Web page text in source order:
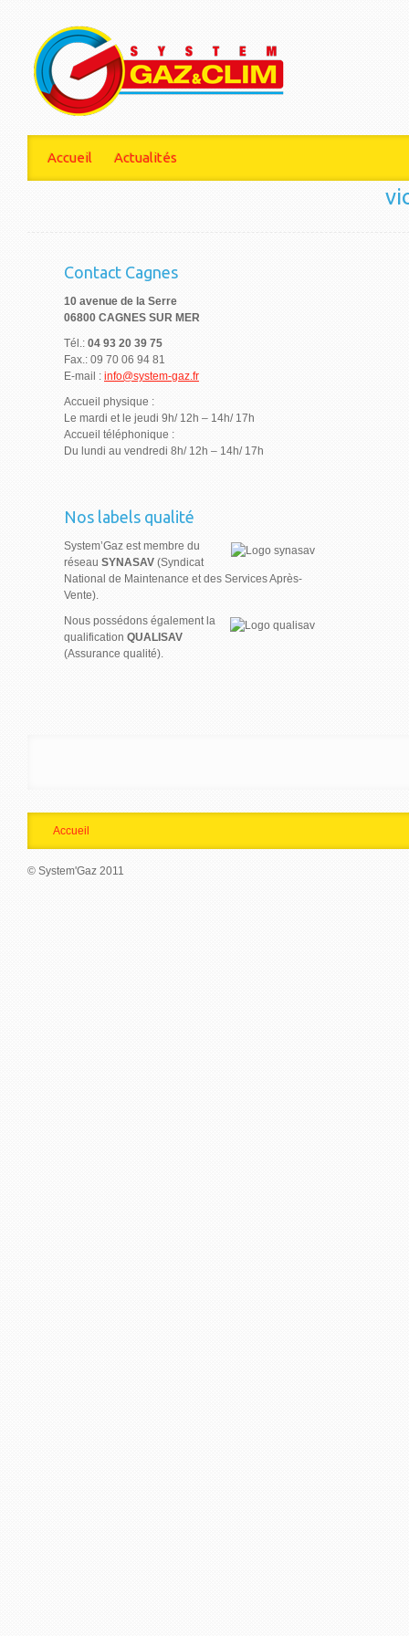
Accueil Actualités
Contact Cagnes
10 avenue de la Serre
06800 CAGNES SUR MER
Tél.: 04 93 20 39 75
Fax.: 09 70 06 94 81
E-mail : info@system-gaz.fr
Accueil physique :
Le mardi et le jeudi 9h/ 12h – 14h/ 17h
Accueil téléphonique :
Du lundi au vendredi 8h/ 12h – 14h/ 17h
Nos labels qualité
System’Gaz est membre du
réseau SYNASAV (Syndicat
National de Maintenance et des Services Après-
Vente).
Nous possédons également la
qualification QUALISAV
(Assurance qualité).
Accueil
© System'Gaz 2011